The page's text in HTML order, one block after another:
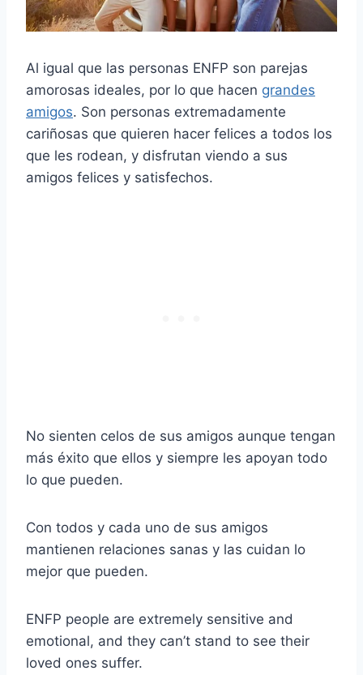
Al igual que las personas ENFP son parejas
amorosas ideales, por lo que hacen grandes
amigos. Son personas extremadamente
cariñosas que quieren hacer felices a todos los
que les rodean, y disfrutan viendo a sus
amigos felices y satisfechos.
No sienten celos de sus amigos aunque tengan
más éxito que ellos y siempre les apoyan todo
lo que pueden.
Con todos y cada uno de sus amigos
mantienen relaciones sanas y las cuidan lo
mejor que pueden.
ENFP people are extremely sensitive and
emotional, and they can’t stand to see their
loved ones suffer.